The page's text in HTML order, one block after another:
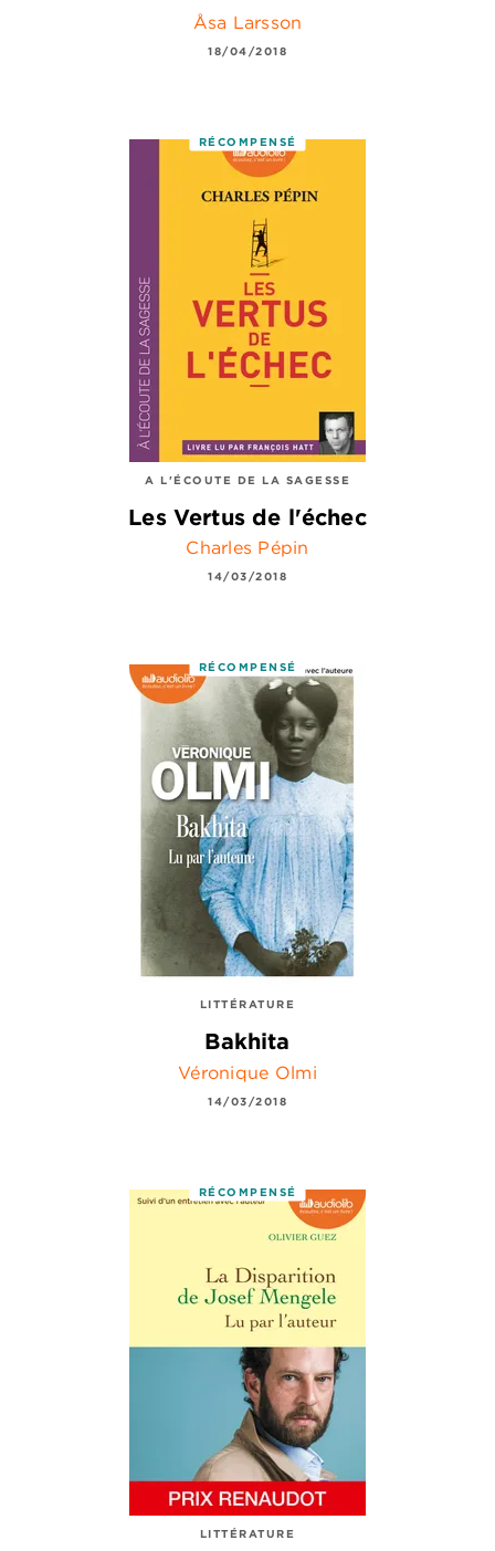
Åsa Larsson
18/04/2018
RÉCOMPENSÉ
A L'ÉCOUTE DE LA SAGESSE
Les Vertus de l'échec
Charles Pépin
14/03/2018
RÉCOMPENSÉ
LITTÉRATURE
Bakhita
Véronique Olmi
14/03/2018
RÉCOMPENSÉ
LITTÉRATURE